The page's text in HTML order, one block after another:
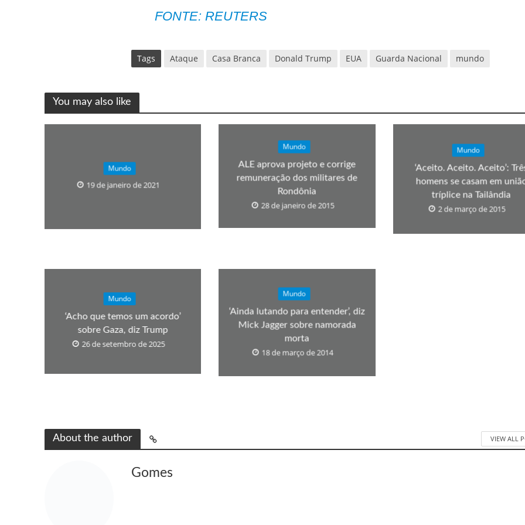
FONTE: REUTERS
Tags Ataque Casa Branca Donald Trump EUA Guarda Nacional mundo
You may also like
Mundo
19 de janeiro de 2021
Mundo
ALE aprova projeto e corrige
remuneração dos militares de
Rondônia
28 de janeiro de 2015
Mundo
‘Aceito. Aceito. Aceito’:
homens se casam em
tríplice na Tailândia
2 de março de 2015
Mundo
‘Acho que temos um acordo’
sobre Gaza, diz Trump
26 de setembro de 2025
Mundo
‘Ainda lutando para entender’, diz
Mick Jagger sobre namorada
morta
18 de março de 2014
About the author VIEW ALL
Gomes